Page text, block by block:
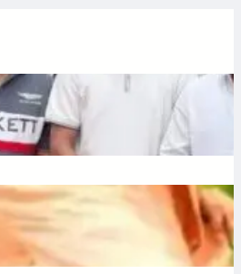
भगवान जगन्नाथ की स्थापना, डिप्टी सीएम
दिखाई हरी झंडी
Sharma
जुलाई को लगेंगे 35 करोड़ पौधे, CM योगी करेंगे
Sharma